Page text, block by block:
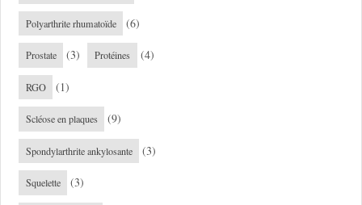
Polyarthrite rhumatoïde (6)
Prostate (3) Protéines (4)
RGO (1)
Scléose en plaques (9)
Spondylarthrite ankylosante (3)
Squelette (3)